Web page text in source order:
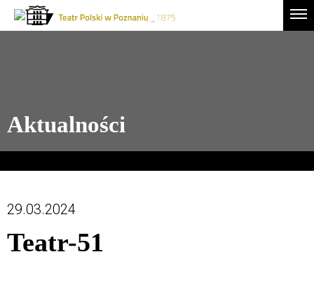
Drugie
Logo
Aktualności
29.03.2024
Teatr-51